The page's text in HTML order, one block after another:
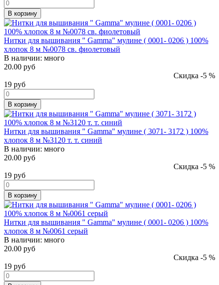
В корзину
Нитки для вышивания " Gamma" мулине ( 0001- 0206 ) 100%
хлопок 8 м №0078 св. фиолетовый
В наличии: много
20.00 руб
Скидка -5 %
19 руб
В корзину
Нитки для вышивания " Gamma" мулине ( 3071- 3172 ) 100%
хлопок 8 м №3120 т. т. синий
В наличии: много
20.00 руб
Скидка -5 %
19 руб
В корзину
Нитки для вышивания " Gamma" мулине ( 0001- 0206 ) 100%
хлопок 8 м №0061 серый
В наличии: много
20.00 руб
Скидка -5 %
19 руб